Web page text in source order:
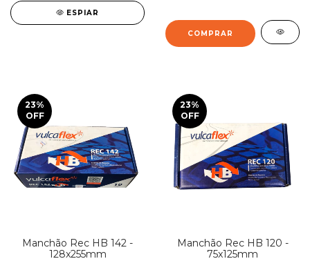
ESPIAR
23%
OFF
Manchão Rec HB 142 -
128x255mm
23%
OFF
Manchão Rec HB 120 -
75x125mm